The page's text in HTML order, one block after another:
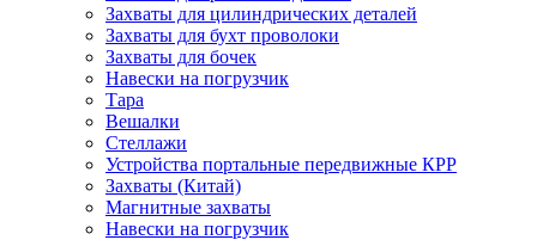
Захваты для цилиндрических деталей
Захваты для бухт проволоки
Захваты для бочек
Навески на погрузчик
Тара
Вешалки
Стеллажи
Устройства портальные передвижные КРР
Захваты (Китай)
Магнитные захваты
Навески на погрузчик